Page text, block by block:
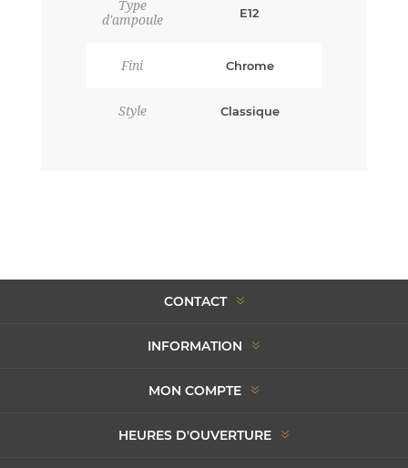
Type
d'ampoule
E12
Fini Chrome
Style Classique
CONTACT
INFORMATION
MON COMPTE
HEURES D'OUVERTURE